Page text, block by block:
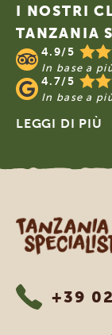
I NOSTRI
TANZANIA
4.9/5
In base a
4.7/5
In base a
LEGGI DI PIÙ
Tanzania
+39